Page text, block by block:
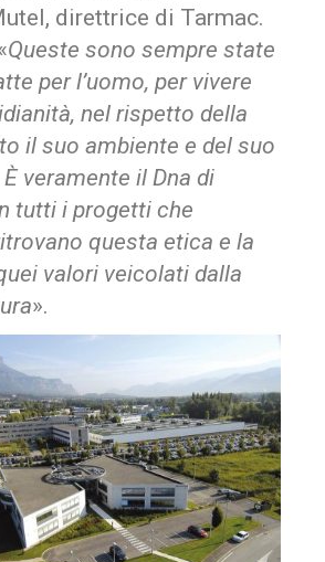
direttrice di Tarmac.
Queste sono sempre state
per l’uomo, per vivere
nel rispetto della
il suo ambiente e del suo
veramente il Dna di
tutti i progetti che
questa etica e la
valori veicolati dalla
».